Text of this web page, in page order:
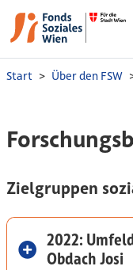
Start Über den FSW
Zielgruppen
2022:
Obdach Josi